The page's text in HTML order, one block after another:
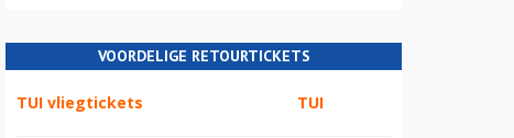
VOORDELIGE RETOURTICKETS
TUI vliegtickets TUI